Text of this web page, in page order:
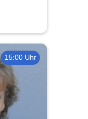
15:00 Uhr